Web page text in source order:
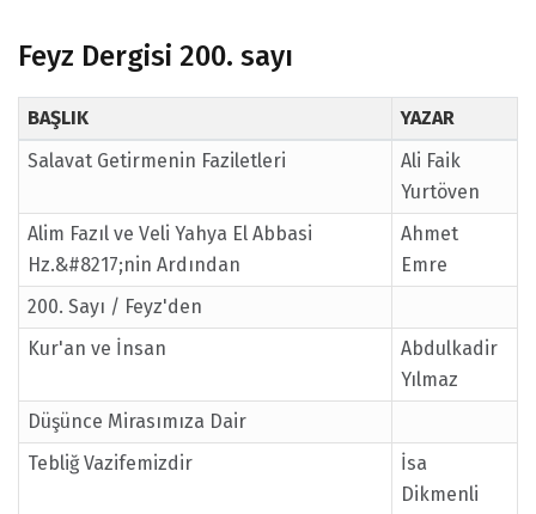
Feyz Dergisi 200. sayı
BAŞLIK
YAZAR
Salavat Getirmenin Faziletleri
Ali Faik
Yurtöven
Alim Fazıl ve Veli Yahya El Abbasi
Hz.&#8217;nin Ardından
Ahmet
Emre
200. Sayı / Feyz'den
Kur'an ve İnsan
Abdulkadir
Yılmaz
Düşünce Mirasımıza Dair
Tebliğ Vazifemizdir
İsa
Dikmenli